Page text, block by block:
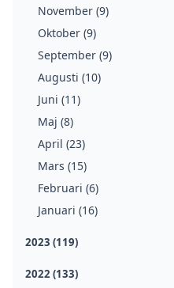
November (9)
Oktober (9)
September (9)
Augusti (10)
Juni (11)
Maj (8)
April (23)
Mars (15)
Februari (6)
Januari (16)
2023 (119)
2022 (133)